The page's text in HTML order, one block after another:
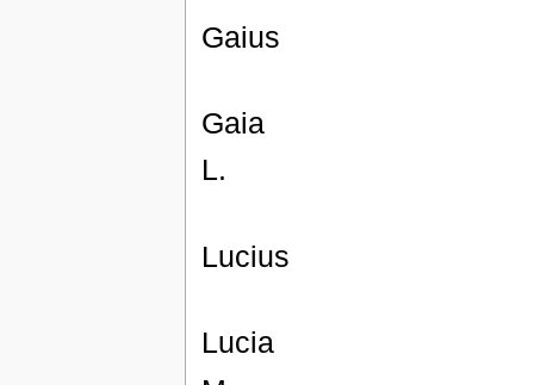
Gaius
Gaia
L.
Lucius
Lucia